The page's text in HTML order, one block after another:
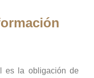
es la obligación de